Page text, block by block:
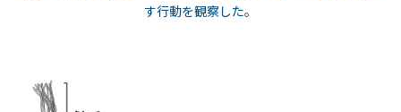
す行動を観察した。